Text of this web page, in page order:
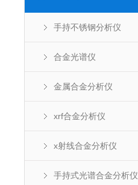
手持不锈钢分析仪
合金光谱仪
金属合金分析仪
xrf合金分析仪
x射线合金分析仪
手持式光谱合金分析仪